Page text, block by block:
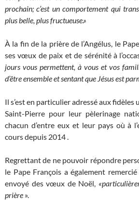
prochain; c’est un comportement qui
plus belle, plus fructueuse.»
À la fin de la prière de l’Angélus, le
ses vœux de paix et de sérénité à
jours vous permettent, à vous et vos
d’être ensemble et sentant que Jésus est
Il s’est en particulier adresséaux fidèles
Saint-Pierre pour leur pèlerinage
chacun d’entre eux et leur pays où à
cours depuis 2014 .
Regrettant de ne pouvoir répondre
le Pape François a également
envoyé des vœux de Noël,
prière ».